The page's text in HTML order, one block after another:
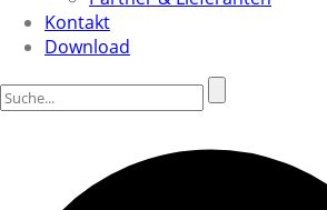
Kontakt
Download